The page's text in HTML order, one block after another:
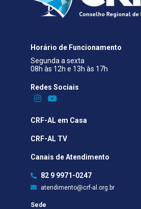
Horário de Funcionamento
Segunda a sexta
08h às 12h e 13h às 17h
Redes Sociais​
CRF-AL em Casa
CRF-AL TV
Canais de Atendimento
82 9 9971-0247
atendimento@crf-al.org.br
Sede